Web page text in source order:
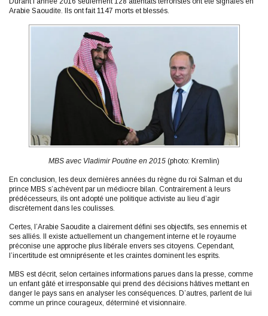
Arabie Saoudite. Ils ont fait 1147 morts et blessés.
MBS avec Vladimir Poutine en 2015 (photo: Kremlin)
En conclusion, les deux dernières années du règne du roi Salman et du
prince MBS s’achèvent par un médiocre bilan. Contrairement à leurs
prédécesseurs, ils ont adopté une politique activiste au lieu d’agir
discrètement dans les coulisses.
Certes, l’Arabie Saoudite a clairement défini ses objectifs, ses ennemis et
ses alliés. Il existe actuellement un changement interne et le royaume
préconise une approche plus libérale envers ses citoyens. Cependant,
l’incertitude est omniprésente et les craintes dominent les esprits.
MBS est décrit, selon certaines informations parues dans la presse, comme
un enfant gâté et irresponsable qui prend des décisions hâtives mettant en
danger le pays sans en analyser les conséquences. D’autres, parlent de lui
comme un prince courageux, déterminé et visionnaire.